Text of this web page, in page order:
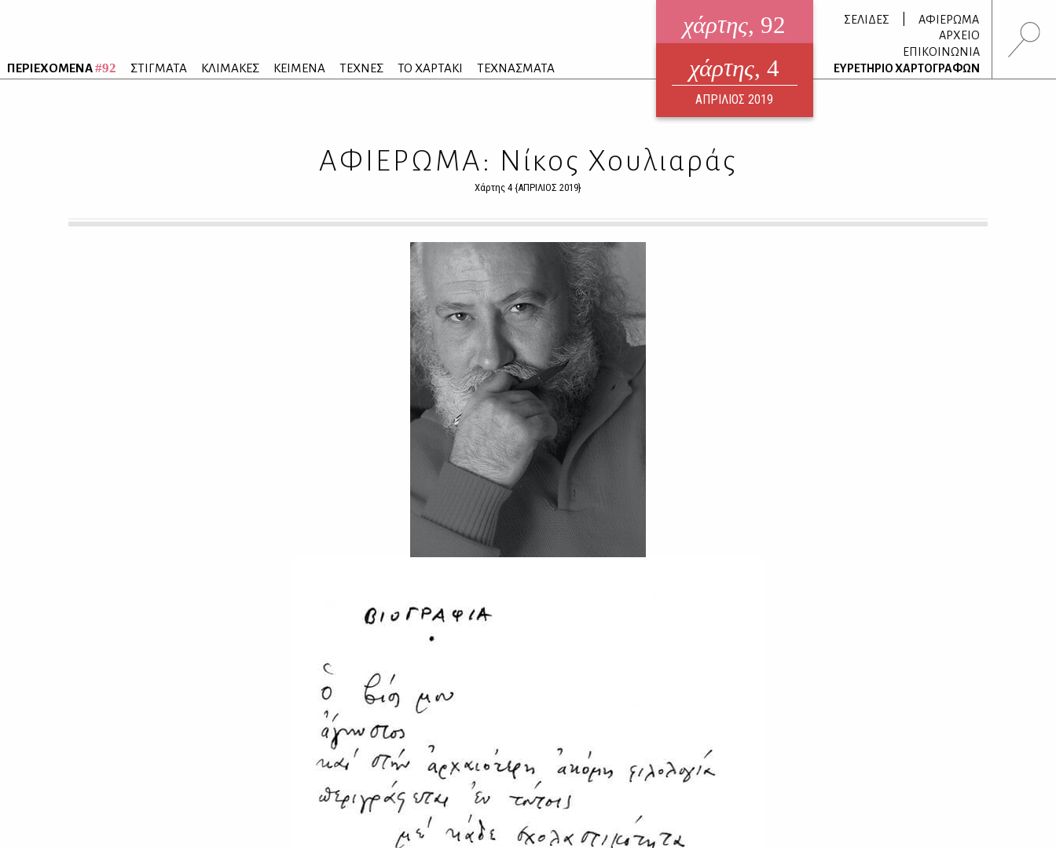
ΠΕΡΙΕΧΟΜΕΝΑ#92 ΣΤΙΓΜΑΤΑ ΚΛΙΜΑΚΕΣ ΚΕΙΜΕΝΑ ΤΕΧΝΕΣ ΤΟ ΧΑΡΤΑΚΙ ΤΕΧΝΑΣΜΑΤΑ
χάρτης, 92
ηλεκτρονικό περιοδικό
ΑΥΓΟΥΣΤΟΣ 2026
χάρτης, 4
ΑΠΡΙΛΙΟΣ 2019
ΣΕΛΙΔΕΣ
ΑΦΙΕΡΩΜΑ
ΑΡΧΕΙΟ
ΕΠΙΚΟΙΝΩΝΙΑ
ΕΥΡΕΤΗΡΙΟ ΧΑΡΤΟΓΡΑΦΩΝ
ΑΦΙΕΡΩΜΑ: Νίκος Χουλιαράς
Χάρτης 4 {ΑΠΡΙΛΙΟΣ 2019}